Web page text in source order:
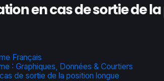
en cas de sortie de
Français
: Graphiques, Données & Courtiers
de sortie de la position longue